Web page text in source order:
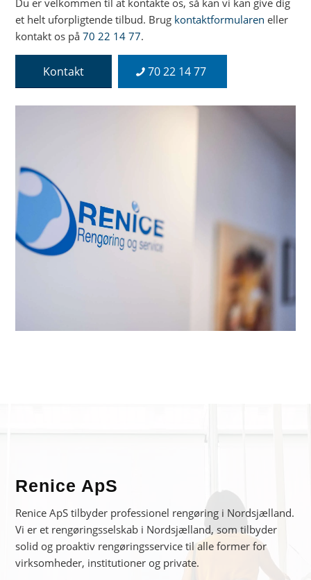
et helt uforpligtende tilbud. Brug kontaktformularen eller
kontakt os på70 22 14 77.
Kontakt 70 22 14 77
Renice ApS
Renice ApS tilbyder professionel rengøring i Nordsjælland.
Vi er et rengøringsselskab i Nordsjælland, som tilbyder
solid og proaktiv rengøringsservice til alle former for
virksomheder, institutioner og private.